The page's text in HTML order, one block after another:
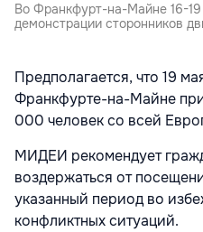
Во Франкфурт-на-Майне 16-
демонстрации сторонников
Предполагается, что 19
Франкфурте-на-Майне
000 человек со всей
МИДЕИ рекомендует
воздержаться от
указанный период во
конфликтных ситуаций.